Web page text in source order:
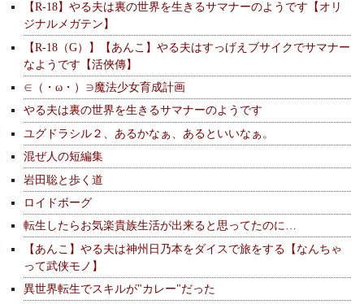
【R-18】やる夫は裏の世界を生きるサマナーのようです【オリ
ジナルメガテン】
【R-18（G）】【あんこ】やる夫はすっげえブサイクでサマナー
なようです【活俠傳】
∈（・ω・）∋魔法少女育成計画
やる夫は裏の世界を生きるサマナーのようです
ユグドラシル２、あるかなぁ、あるといいなぁ。
混ぜ人の短編集
岩田聡と歩く道
ロイドボーグ
転生したらお気楽貴族生活が出来ると思ってたのに…
【あんこ】やる夫は神州日乃本をダイスで旅をする【なんちゃ
って武侠モノ】
異世界転生でスキルが"カレー"だった